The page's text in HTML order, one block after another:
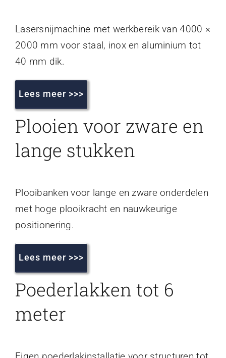
Lasersnijmachine met werkbereik van 4000 ×
2000 mm voor staal, inox en aluminium tot
40 mm dik.
Lees meer >>>
Plooien voor zware en
lange stukken
Plooibanken voor lange en zware onderdelen
met hoge plooikracht en nauwkeurige
positionering.
Lees meer >>>
Poederlakken tot 6
meter